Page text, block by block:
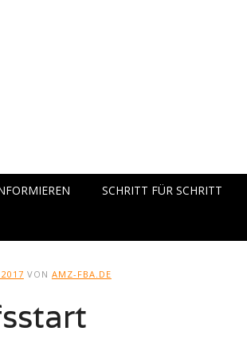
SCHRITT FÜR SCHRITT
VON AMZ-FBA.DE